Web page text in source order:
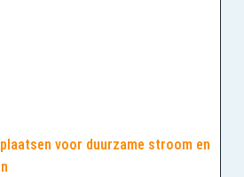
voor duurzame stroom en